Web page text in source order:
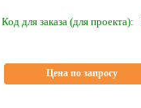
Код для заказа (для проекта):
Цена по запросу